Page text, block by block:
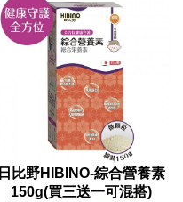
日比野HIBINO-綜合營養素
150g(買三送一可混搭)